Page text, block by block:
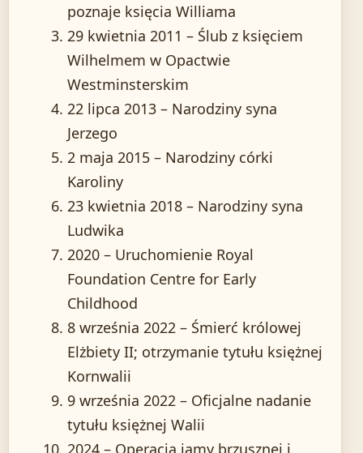
poznaje księcia Williama
29 kwietnia 2011 – Ślub z księciem
Wilhelmem w Opactwie
Westminsterskim
22 lipca 2013 – Narodziny syna
Jerzego
2 maja 2015 – Narodziny córki
Karoliny
23 kwietnia 2018 – Narodziny syna
Ludwika
2020 – Uruchomienie Royal
Foundation Centre for Early
Childhood
8 września 2022 – Śmierć królowej
Elżbiety II; otrzymanie tytułu księżnej
Kornwalii
9 września 2022 – Oficjalne nadanie
tytułu księżnej Walii